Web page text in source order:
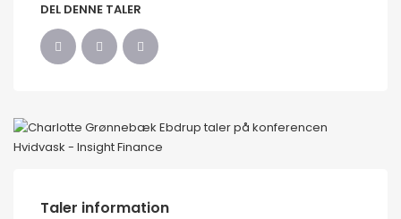
DEL DENNE TALER
Taler information